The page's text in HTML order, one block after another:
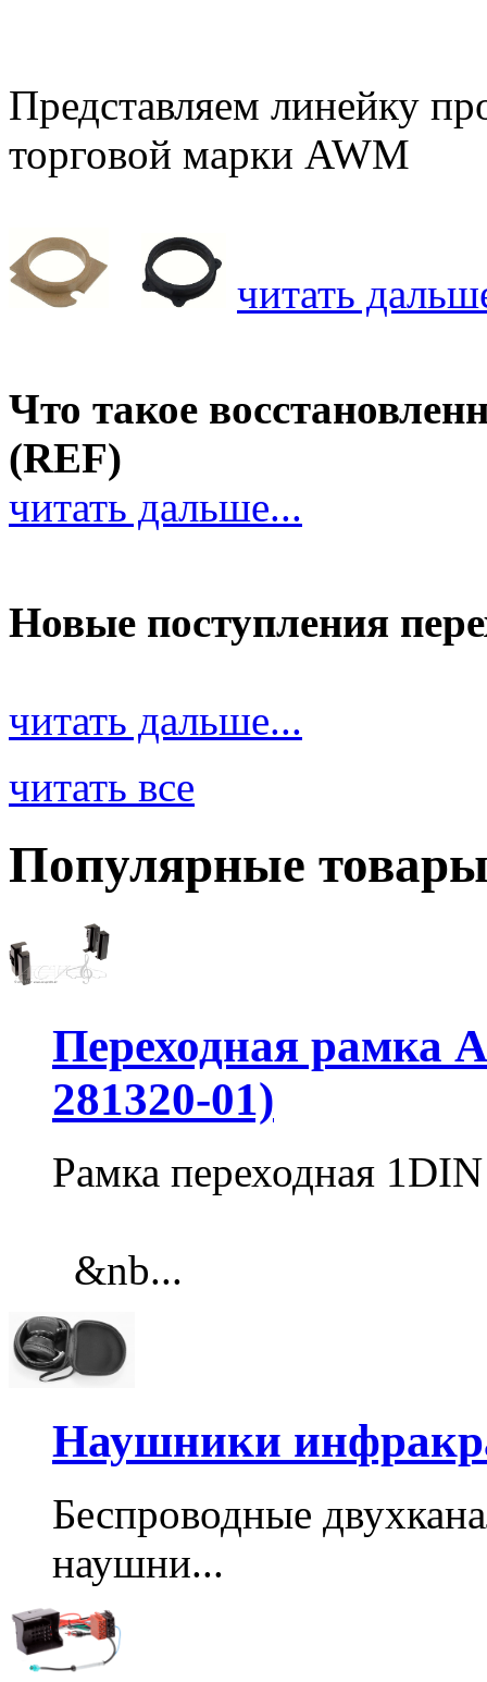
Представляем линейку
торговой марки AWM
читать
Что такое
(REF)
читать дальше...
Новые поступления
читать дальше...
читать все
Популярные
Переходная рамка
281320-01)
Рамка переходная 1DIN
&nb...
Наушники
Беспроводные
наушни...